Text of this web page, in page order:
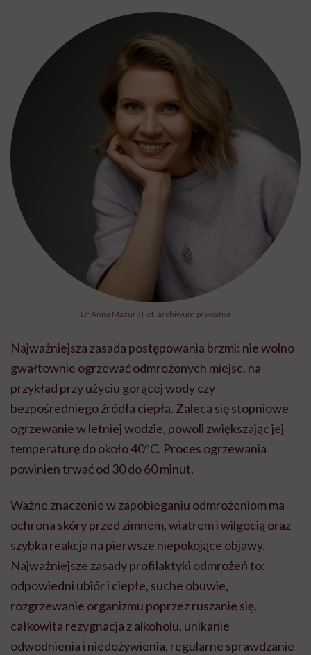
Dr Anna Mazur / Fot. archiwum prywatne
Najważniejsza zasada postępowania brzmi: nie wolno
gwałtownie ogrzewać odmrożonych miejsc, na
przykład przy użyciu gorącej wody czy
bezpośredniego źródła ciepła. Zaleca się stopniowe
ogrzewanie w letniej wodzie, powoli zwiększając jej
temperaturę do około 40°C. Proces ogrzewania
powinien trwać od 30 do 60 minut.
Ważne znaczenie w zapobieganiu odmrożeniom ma
ochrona skóry przed zimnem, wiatrem i wilgocią oraz
szybka reakcja na pierwsze niepokojące objawy.
Najważniejsze zasady profilaktyki odmrożeń to:
odpowiedni ubiór i ciepłe, suche obuwie,
rozgrzewanie organizmu poprzez ruszanie się,
całkowita rezygnacja z alkoholu, unikanie
odwodnienia i niedożywienia, regularne sprawdzanie